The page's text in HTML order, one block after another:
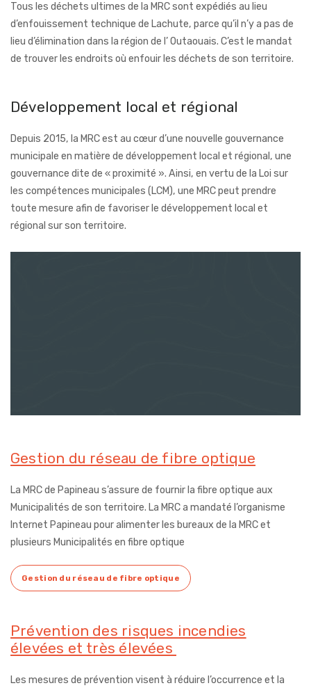
Tous les déchets ultimes de la MRC sont expédiés au lieu
d’enfouissement technique de Lachute, parce qu’il n’y a pas de
lieu d’élimination dans la région de l’ Outaouais. C’est le mandat
de trouver les endroits où enfouir les déchets de son territoire.
Développement local et régional
Depuis 2015, la MRC est au cœur d’une nouvelle gouvernance
municipale en matière de développement local et régional, une
gouvernance dite de « proximité ». Ainsi, en vertu de la Loi sur
les compétences municipales (LCM), une MRC peut prendre
toute mesure afin de favoriser le développement local et
régional sur son territoire.
Gestion du réseau de fibre optique
La MRC de Papineau s’assure de fournir la fibre optique aux
Municipalités de son territoire. La MRC a mandaté l’organisme
Internet Papineau pour alimenter les bureaux de la MRC et
plusieurs Municipalités en fibre optique
Gestion du réseau de fibre optique
Prévention des risques incendies
élevées et très élevées
Les mesures de prévention visent à réduire l’occurrence et la